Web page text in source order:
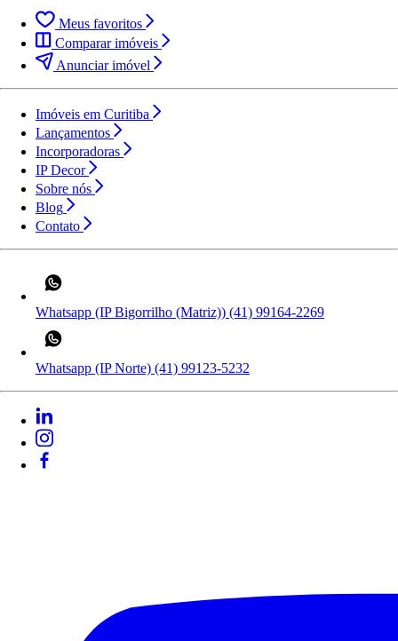
Meus favoritos
Comparar imóveis
Anunciar imóvel
Imóveis em Curitiba
Lançamentos
Incorporadoras
IP Decor
Sobre nós
Blog
Contato
Whatsapp (IP Bigorrilho (Matriz)) (41) 99164-2269
Whatsapp (IP Norte) (41) 99123-5232